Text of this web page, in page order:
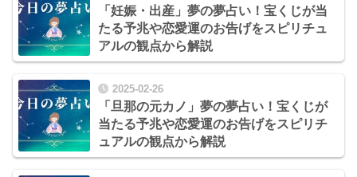
「妊娠・出産」夢の夢占い！宝くじが当
たる予兆や恋愛運のお告げをスピリチュ
アルの観点から解説
2025-02-26
「旦那の元カノ」夢の夢占い！宝くじが
当たる予兆や恋愛運のお告げをスピリチ
ュアルの観点から解説